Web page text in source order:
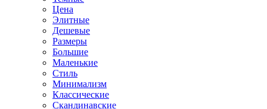
Цена
Элитные
Дешевые
Размеры
Большие
Маленькие
Стиль
Минимализм
Классические
Скандинавские